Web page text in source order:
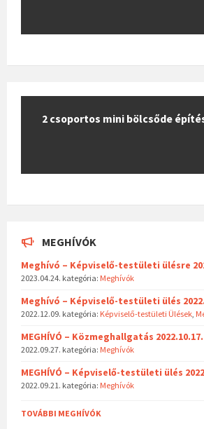
2 csoportos mini bölcsőde
MEGHÍVÓK
Meghívó – Képviselő-testületi ülésre
2023.04.24. kategória: Meghívók
Meghívó – Képviselő-testületi ülés
2022.12.09. kategória: Képviselő-testületi Ülések,
MEGHÍVÓ – Közmeghallgatás 2022.10.17.
2022.09.27. kategória: Meghívók
MEGHÍVÓ – Képviselő-testületi ülés
2022.09.21. kategória: Meghívók
TOVÁBBI MEGHÍVÓK